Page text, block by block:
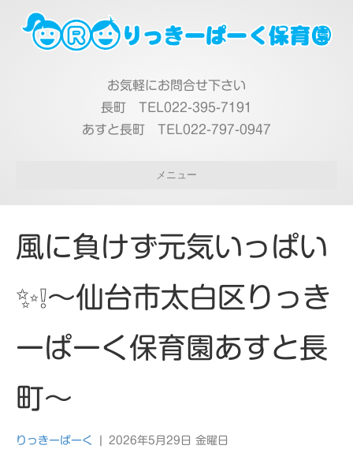
お気軽にお問合せ下さい
長町 TEL022-395-7191
あすと長町 TEL022-797-0947
メニュー
風に負けず元気いっぱい
✨❕～仙台市太白区りっき
ーぱーく保育園あすと長
町～
りっきーぱーく 2026年5月29日 金曜日